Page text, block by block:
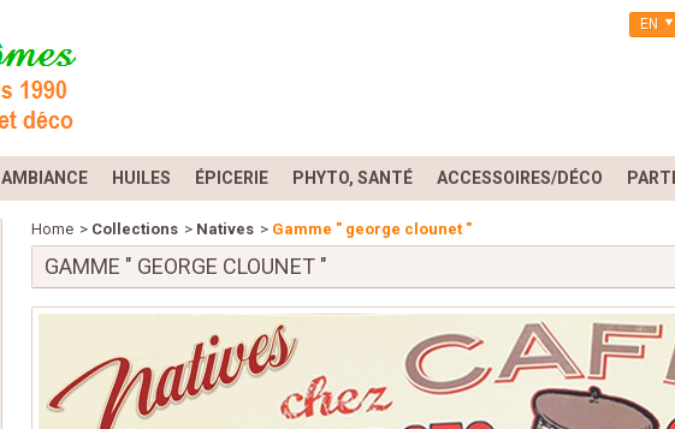
EN
AMBIANCE HUILES ÉPICERIE PHYTO, SANTÉ ACCESSOIRES/DÉCO
Home > Collections > Natives > Gamme " george clounet "
GAMME " GEORGE CLOUNET "